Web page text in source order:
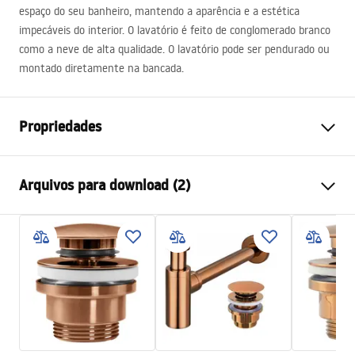
espaço do seu banheiro, mantendo a aparência e a estética
impecáveis ​​do interior. O lavatório é feito de conglomerado branco
como a neve de alta qualidade. O lavatório pode ser pendurado ou
montado diretamente na bancada.
Propriedades
Materiais
Conglomerado
Cor
Branco
Acabamento
Fosco
Comprimento
1000mm
Largura
460
Altura
Profundidade
Arquivos para download (2)
Instruções de montagem
Basin.pdf
Condições de garantia
Warranty_Terms_and_Conditions_Basins_-_5.pdf